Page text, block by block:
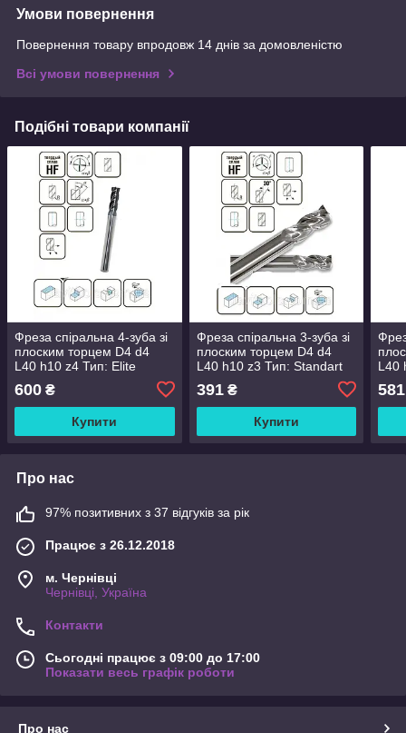
Умови повернення
Повернення товару впродовж 14 днів за домовленістю
Всі умови повернення
Подібні товари компанії
Фреза спіральна 4-зуба зі
плоским торцем D4 d4
L40 h10 z4 Тип: Elite
600 ₴
Купити
Фреза спіральна 3-зуба зі
плоским торцем D4 d4
L40 h10 z3 Тип: Standart
391₴
Купити
L40
581
Про нас
97% позитивних з 37 відгуків за рік
Працює з 26.12.2018
м. Чернівці
Чернівці, Україна
Контакти
Сьогодні працює з 09:00 до 17:00
Показати весь графік роботи
Про нас